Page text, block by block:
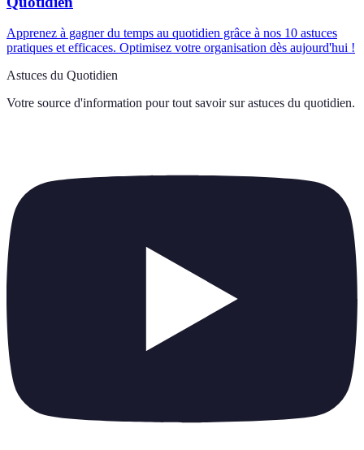
Apprenez à gagner du temps au quotidien grâce à nos 10 astuces
pratiques et efficaces. Optimisez votre organisation dès aujourd'hui !
Astuces du Quotidien
Votre source d'information pour tout savoir sur astuces du quotidien.